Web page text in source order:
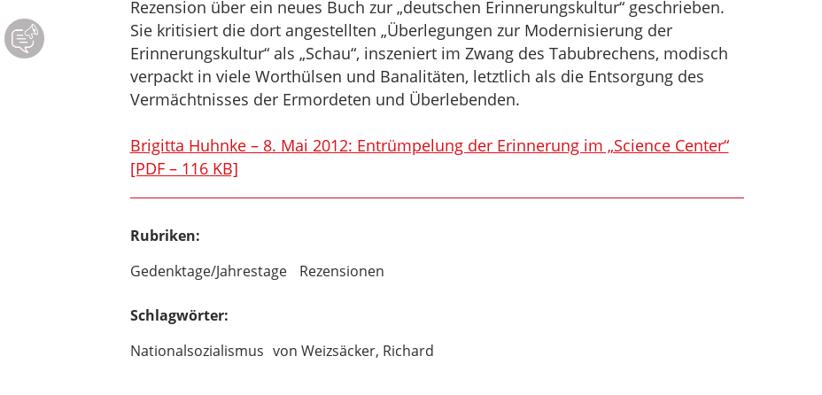
Rezension über ein neues Buch zur „deutschen Erinnerungskultur“ geschrieben.
Sie kritisiert die dort angestellten „Überlegungen zur Modernisierung der
Erinnerungskultur“ als „Schau“, inszeniert im Zwang des Tabubrechens, modisch
verpackt in viele Worthülsen und Banalitäten, letztlich als die Entsorgung des
Vermächtnisses der Ermordeten und Überlebenden.
Brigitta Huhnke – 8. Mai 2012: Entrümpelung der Erinnerung im „Science Center“
[PDF – 116 KB]
Rubriken:
Gedenktage/Jahrestage
Rezensionen
Schlagwörter:
Nationalsozialismus von Weizsäcker, Richard